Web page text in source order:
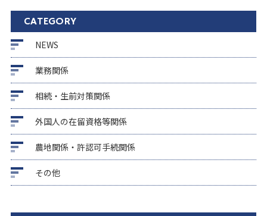
CATEGORY
NEWS
業務関係
相続・生前対策関係
外国人の在留資格等関係
農地関係・許認可手続関係
その他